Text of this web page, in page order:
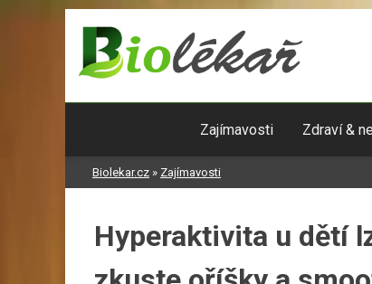
Zajímavosti Zdraví &
Biolekar.cz » Zajímavosti
Hyperaktivita u dětí